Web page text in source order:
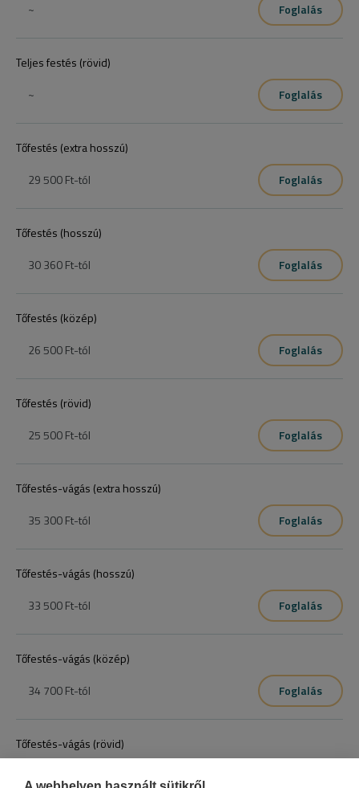
~
Foglalás
Teljes festés (rövid)
~
Foglalás
Tőfestés (extra hosszú)
29 500 Ft-tól Foglalás
Tőfestés (hosszú)
30 360 Ft-tól Foglalás
Tőfestés (közép)
26 500 Ft-tól Foglalás
Tőfestés (rövid)
25 500 Ft-tól Foglalás
Tőfestés-vágás (extra hosszú)
35 300 Ft-tól Foglalás
Tőfestés-vágás (hosszú)
33 500 Ft-tól Foglalás
Tőfestés-vágás (közép)
34 700 Ft-tól Foglalás
Tőfestés-vágás (rövid)